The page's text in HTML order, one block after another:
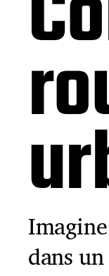
dans